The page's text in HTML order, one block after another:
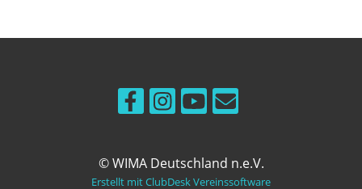
© WIMA Deutschland n.e.V.
Erstellt mit ClubDesk Vereinssoftware